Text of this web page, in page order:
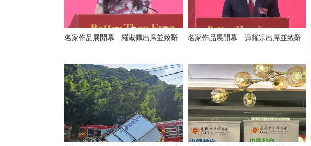
名家作品展開幕 羅淑佩出席並致辭 名家作品展開幕 譚耀宗出席並致辭